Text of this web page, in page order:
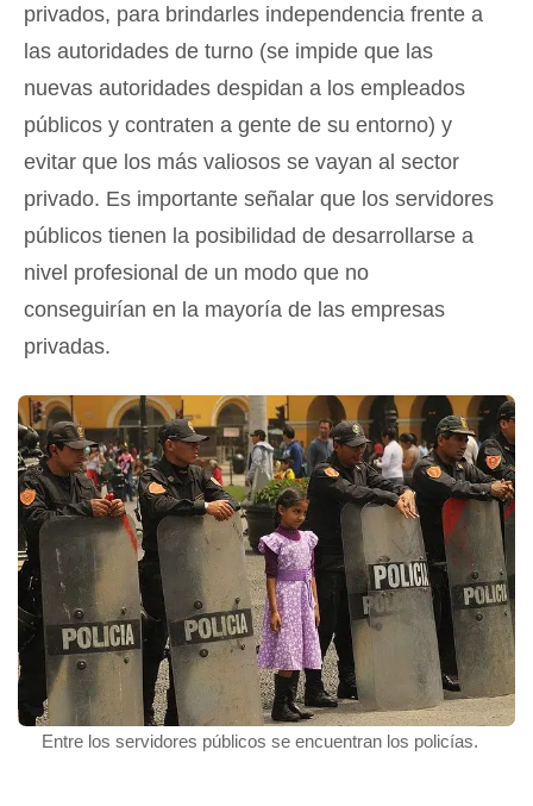
privados, para brindarles independencia frente a
las autoridades de turno (se impide que las
nuevas autoridades despidan a los empleados
públicos y contraten a gente de su entorno) y
evitar que los más valiosos se vayan al sector
privado. Es importante señalar que los servidores
públicos tienen la posibilidad de desarrollarse a
nivel profesional de un modo que no
conseguirían en la mayoría de las empresas
privadas.
Entre los servidores públicos se encuentran los policías.